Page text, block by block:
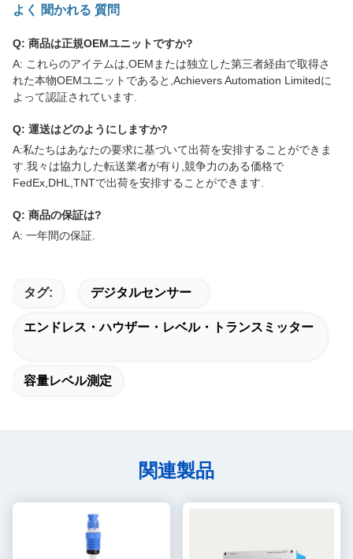
よく 聞かれる 質問
Q: 商品は正規OEMユニットですか?
A: これらのアイテムは,OEMまたは独立した第三者経由で取得さ
れた本物OEMユニットであると,Achievers Automation Limitedに
よって認証されています.
Q: 運送はどのようにしますか?
A:私たちはあなたの要求に基づいて出荷を安排することができま
す.我々は協力した転送業者が有り,競争力のある価格で
FedEx,DHL,TNTで出荷を安排することができます.
Q: 商品の保証は?
A: 一年間の保証.
タグ: デジタルセンサー
エンドレス・ハウザー・レベル・トランスミッター
容量レベル測定
関連製品